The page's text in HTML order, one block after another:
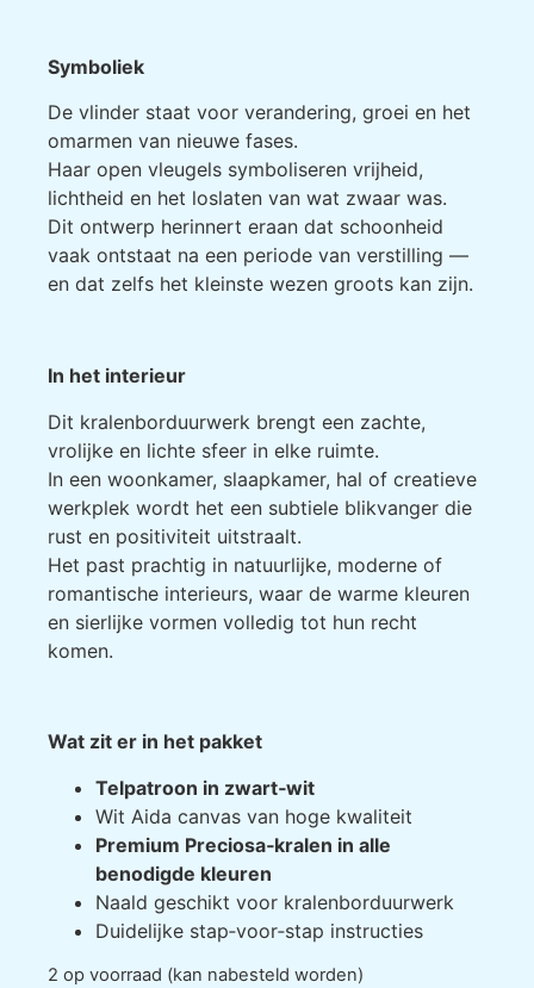
Symboliek
De vlinder staat voor verandering, groei en het
omarmen van nieuwe fases.
Haar open vleugels symboliseren vrijheid,
lichtheid en het loslaten van wat zwaar was.
Dit ontwerp herinnert eraan dat schoonheid
vaak ontstaat na een periode van verstilling —
en dat zelfs het kleinste wezen groots kan zijn.
In het interieur
Dit kralenborduurwerk brengt een zachte,
vrolijke en lichte sfeer in elke ruimte.
In een woonkamer, slaapkamer, hal of creatieve
werkplek wordt het een subtiele blikvanger die
rust en positiviteit uitstraalt.
Het past prachtig in natuurlijke, moderne of
romantische interieurs, waar de warme kleuren
en sierlijke vormen volledig tot hun recht
komen.
Wat zit er in het pakket
Telpatroon in zwart‑wit
Wit Aida canvas van hoge kwaliteit
Premium Preciosa‑kralen in alle
benodigde kleuren
Naald geschikt voor kralenborduurwerk
Duidelijke stap‑voor‑stap instructies
2 op voorraad (kan nabesteld worden)